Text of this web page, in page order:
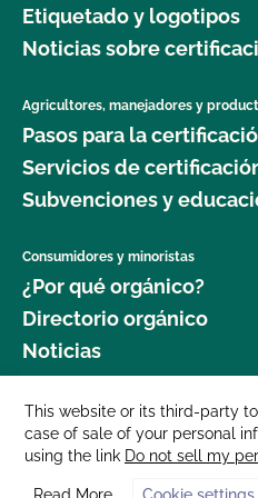
jardinería orgánica?
seguridad alimentaria
¿Dónde puedo obtener
gestión del ganado
¿Dónde puedo encontrar
orgánicas?
¿Qué cultivos requieren
antes de la cosecha
¿Qué norma
empresa?
Etiquetado y logotipos
Noticias sobre
Agricultores, manejadores y
Pasos para la
Servicios de
Subvenciones y
Consumidores y minoristas
¿Por qué orgánico?
Directorio orgánico
Noticias
Donar
Carreras profesionales
Sala de prensa
This website or its third-party
case of sale of your personal
using the link Do not sell my